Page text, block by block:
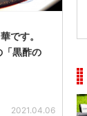
です。
黒酢の
2021.04.06